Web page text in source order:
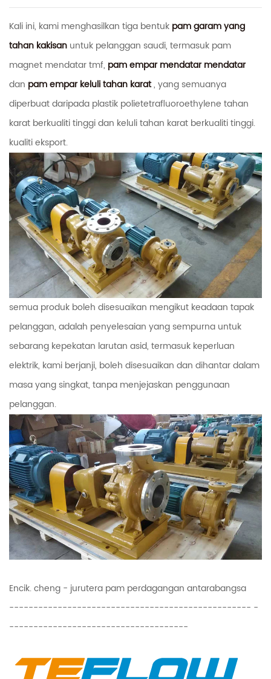
Kali ini, kami menghasilkan tiga bentuk pam garam yang
tahan kakisan untuk pelanggan saudi, termasuk pam
magnet mendatar tmf, pam empar mendatar mendatar
dan pam empar keluli tahan karat, yang semuanya
diperbuat daripada plastik polietetrafluoroethylene tahan
karat berkualiti tinggi dan keluli tahan karat berkualiti tinggi.
kualiti eksport.
semua produk boleh disesuaikan mengikut keadaan tapak
pelanggan, adalah penyelesaian yang sempurna untuk
sebarang kepekatan larutan asid, termasuk keperluan
elektrik, kami berjanji, boleh disesuaikan dan dihantar dalam
masa yang singkat, tanpa menjejaskan penggunaan
pelanggan.
Encik. cheng - jurutera pam perdagangan antarabangsa
-------------------------------------------------- -
-------------------------------------